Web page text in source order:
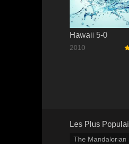
Hawaii 5-0
2010
Les Plus
The Mandalorian